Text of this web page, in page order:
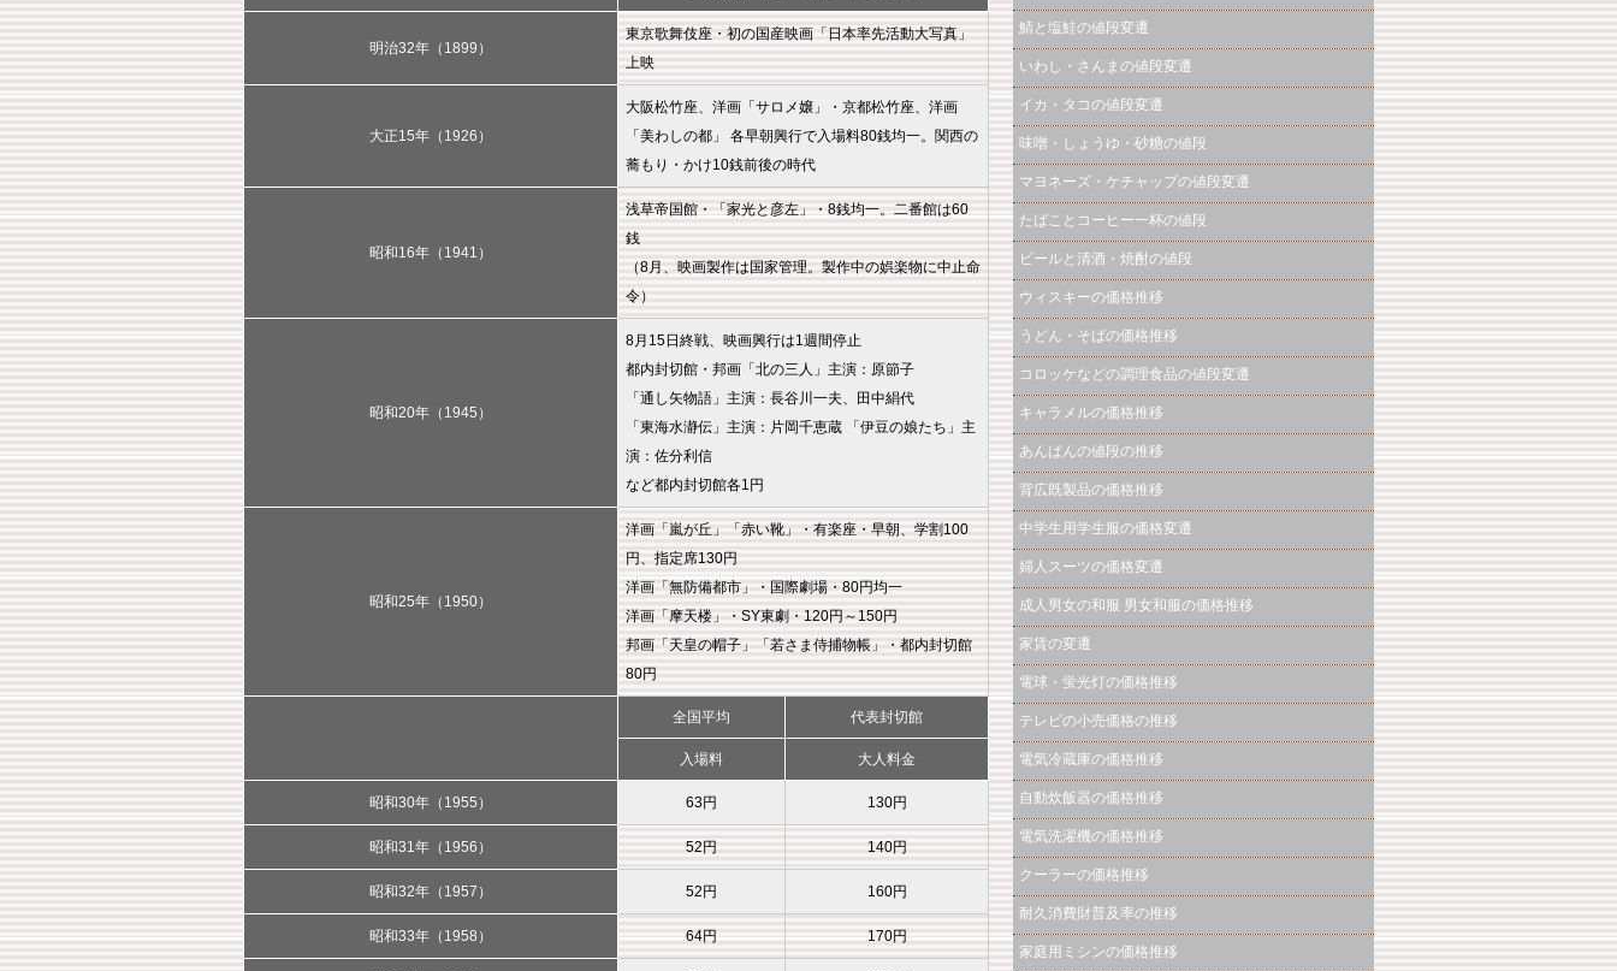
明治32年（1899）
東京歌舞伎座・初の国産映画「日本率先活動大写真」
上映
大正15年（1926）
大阪松竹座、洋画「サロメ嬢」・京都松竹座、洋画
「美わしの都」 各早朝興行で入場料80銭均一。関西の
蕎もり・かけ10銭前後の時代
昭和16年（1941）
浅草帝国館・「家光と彦左」・8銭均一。二番館は60
銭
（8月、映画製作は国家管理。製作中の娯楽物に中止命
令）
昭和20年（1945）
8月15日終戦、映画興行は1週間停止
都内封切館・邦画「北の三人」主演：原節子
「通し矢物語」主演：長谷川一夫、田中絹代
「東海水瀞伝」主演：片岡千恵蔵 「伊豆の娘たち」主
演：佐分利信
など都内封切館各1円
昭和25年（1950）
洋画「嵐が丘」「赤い靴」・有楽座・早朝、学割100
円、指定席130円
洋画「無防備都市」・国際劇場・80円均一
洋画「摩天楼」・SY東劇・120円～150円
邦画「天皇の帽子」「若さま侍捕物帳」・都内封切館
80円
全国平均 代表封切館
入場料 大人料金
昭和30年（1955） 63円 130円
昭和31年（1956） 52円 140円
昭和32年（1957） 52円 160円
昭和33年（1958） 64円 170円
鯖と塩鮭の値段変遷
いわし・さんまの値段変遷
イカ・タコの値段変遷
味噌・しょうゆ・砂糖の値段
マヨネーズ・ケチャップの値段変遷
たばことコーヒー一杯の値段
ビールと清酒・焼酎の値段
ウィスキーの価格推移
うどん・そばの価格推移
コロッケなどの調理食品の値段変遷
キャラメルの価格推移
あんぱんの値段の推移
背広既製品の価格推移
中学生用学生服の価格変遷
婦人スーツの価格変遷
成人男女の和服 男女和服の価格推移
家賃の変遷
電球・蛍光灯の価格推移
テレビの小売価格の推移
電気冷蔵庫の価格推移
自動炊飯器の価格推移
電気洗濯機の価格推移
クーラーの価格推移
耐久消費財普及率の推移
家庭用ミシンの価格推移